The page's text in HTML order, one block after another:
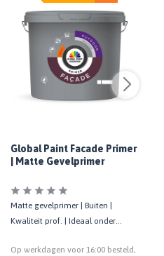
Global Paint Facade Primer
| Matte Gevelprimer
Matte gevelprimer | Buiten |
Kwaliteit prof. | Ideaal onder
Op werkdagen voor 16:00 besteld,